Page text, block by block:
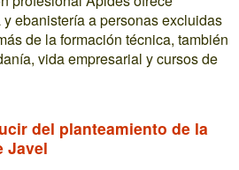
ebanistería a personas excluidas
de la formación técnica, también
vida empresarial y cursos de
del planteamiento de la
Javel